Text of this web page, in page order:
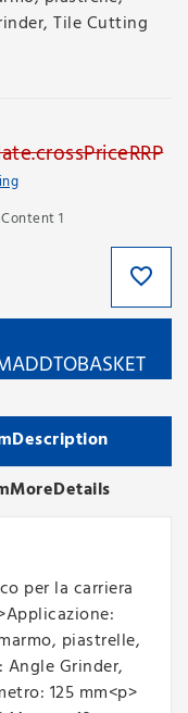
Tile Cutting
1
per la carriera
piastrelle,
Angle Grinder,
125 mm<p>